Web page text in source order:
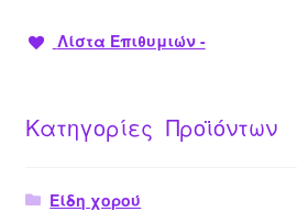
Λίστα Επιθυμιών -
Κατηγορίες Προϊόντων
Είδη χορού